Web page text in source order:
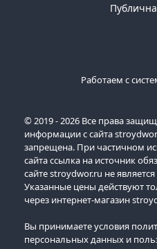
Работаем с
© 2019 - 2026 Все права
информации с сайта
запрещена. При частичном
сайта ссылка на источник
сайте stroydwor.ru не
Указанные цены действуют
через интернет-магазин
Вы принимаете условия
персональных данных и